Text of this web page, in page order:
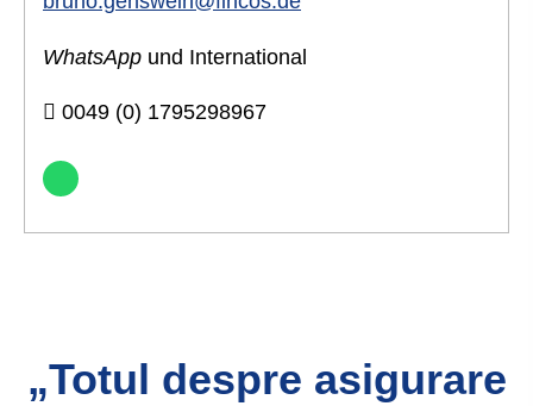
WhatsApp und International
0049 (0) 1795298967
„Totul despre asigurare